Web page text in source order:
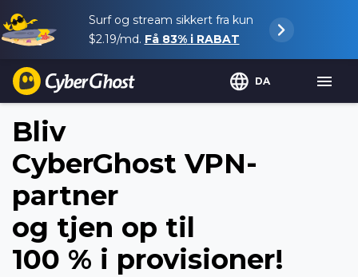
Surf og stream sikkert fra kun
$2.19/md. Få 83%i RABAT
DA
Bliv
CyberGhost VPN-
partner
og tjen op til
100 % i provisioner!